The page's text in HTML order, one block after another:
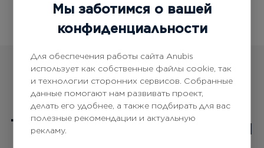
Товарыиз этой серии
Мы заботимся о вашей
конфиденциальности
Для обеспечения работы сайта Anubis
использует как собственные файлы cookie, так
и технологии сторонних сервисов. Собранные
данные помогают нам развивать проект,
делать его удобнее, а также подбирать для вас
полезные рекомендации и актуальную
рекламу.